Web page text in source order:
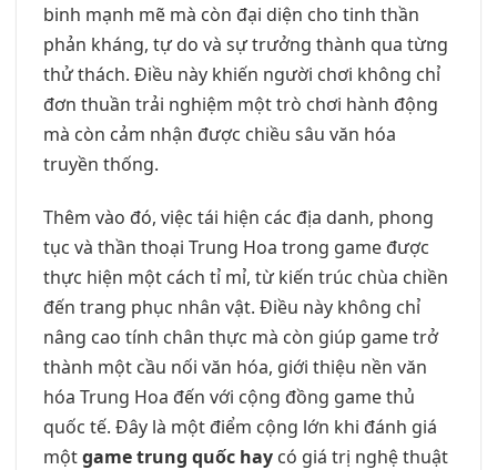
binh mạnh mẽ mà còn đại diện cho tinh thần
phản kháng, tự do và sự trưởng thành qua từng
thử thách. Điều này khiến người chơi không chỉ
đơn thuần trải nghiệm một trò chơi hành động
mà còn cảm nhận được chiều sâu văn hóa
truyền thống.
Thêm vào đó, việc tái hiện các địa danh, phong
tục và thần thoại Trung Hoa trong game được
thực hiện một cách tỉ mỉ, từ kiến trúc chùa chiền
đến trang phục nhân vật. Điều này không chỉ
nâng cao tính chân thực mà còn giúp game trở
thành một cầu nối văn hóa, giới thiệu nền văn
hóa Trung Hoa đến với cộng đồng game thủ
quốc tế. Đây là một điểm cộng lớn khi đánh giá
mộtgame trung quốc hay có giá trị nghệ thuật